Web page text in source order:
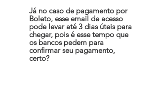
Já no caso de pagamento por
Boleto, esse email de acesso
pode levar até 3 dias úteis para
chegar, pois é esse tempo que
os bancos pedem para
confirmar seu pagamento,
certo?